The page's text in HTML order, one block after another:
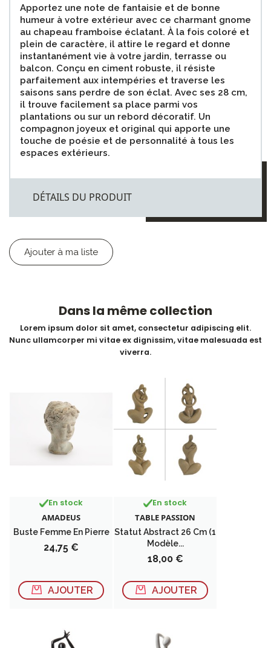
Apportez une note de fantaisie et de bonne
humeur à votre extérieur avec ce charmant gnome
au chapeau framboise éclatant. À la fois coloré et
plein de caractère, il attire le regard et donne
instantanément vie à votre jardin, terrasse ou
balcon. Conçu en ciment robuste, il résiste
parfaitement aux intempéries et traverse les
saisons sans perdre de son éclat. Avec ses 28 cm,
il trouve facilement sa place parmi vos
plantations ou sur un rebord décoratif. Un
compagnon joyeux et original qui apporte une
touche de poésie et de personnalité à tous les
espaces extérieurs.
DÉTAILS DU PRODUIT
Ajouter à ma liste
Dans la même collection
Lorem ipsum dolor sit amet, consectetur adipiscing elit.
Nunc ullamcorper mi vitae ex dignissim, vitae malesuada est
viverra.
En stock
AMADEUS
Buste Femme En Pierre
Prix
24,75 €
AJOUTER
En stock
TABLE PASSION
Statut Abstract 26 Cm (1
Modèle...
Prix
18,00 €
AJOUTER